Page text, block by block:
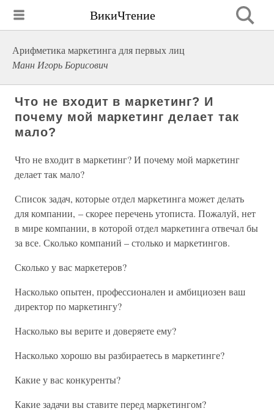
ВикиЧтение
Арифметика маркетинга для первых лиц
Манн Игорь Борисович
Что не входит в маркетинг? И
почему мой маркетинг делает так
мало?
Что не входит в маркетинг? И почему мой маркетинг
делает так мало?
Список задач, которые отдел маркетинга может делать
для компании, – скорее перечень утописта. Пожалуй, нет
в мире компании, в которой отдел маркетинга отвечал бы
за все. Сколько компаний – столько и маркетингов.
Сколько у вас маркетеров?
Насколько опытен, профессионален и амбициозен ваш
директор по маркетингу?
Насколько вы верите и доверяете ему?
Насколько хорошо вы разбираетесь в маркетинге?
Какие у вас конкуренты?
Какие задачи вы ставите перед маркетингом?